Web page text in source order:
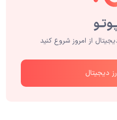
از امروز شروع کنید
دیجیتال